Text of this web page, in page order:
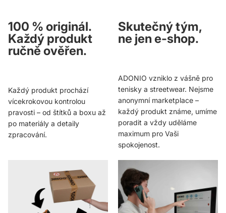
100 % originál.
Každý produkt
ručně ověřen.
Každý produkt prochází
vícekrokovou kontrolou
pravosti – od štítků a boxu až
po materiály a detaily
zpracování.
Skutečný tým,
ne jen e-shop.
ADONIO vzniklo z vášně pro
tenisky a streetwear. Nejsme
anonymní marketplace –
každý produkt známe, umíme
poradit a vždy uděláme
maximum pro Vaši
spokojenost.